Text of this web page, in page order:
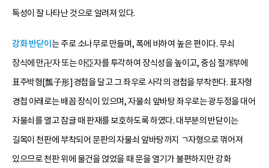
특성이 잘 나타난 것으로 알려져 있다.
강화 반닫이 는 주로 소나무로 만들며, 폭에 비하여 높은 편이다. 무쇠
장식에 만卍자 또는 아亞자를 투각하여 장식성을 높이고, 중심 절개부에
표주박형[瓢子形]경첩을 달고 그 좌우로 사각의 경첩을 부착한다. 표자형
경첩 아래로는 배꼽 장식이 있으며, 자물쇠 앞바탕 좌우로는 광두정을 대어
자물쇠를 열고 잠글 때 판재를 보호하도록 하였다. 대부분의 반닫이는
길목이 천판에 부착되어 문판의 자물쇠 앞바탕까지 ㄱ자형으로 꺾어져
있으므로 천판 위에 물건을 얹었을 때 문을 열기가 불편하지만 강화